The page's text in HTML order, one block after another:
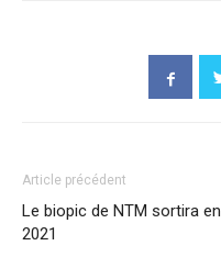
Article précédent
Le biopic de NTM sortira en
2021